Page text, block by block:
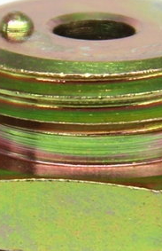
鋁件（jiàn）CNC加工
銅件CNC加工（gōng）